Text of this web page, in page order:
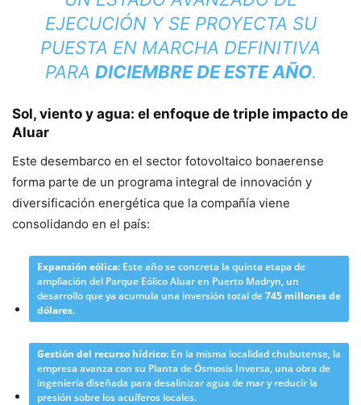
EJECUCIÓN Y SE PROYECTA SU
PUESTA EN MARCHA DEFINITIVA
PARA DICIEMBRE DE ESTE AÑO.
Sol, viento y agua: el enfoque de triple impacto de
Aluar
Este desembarco en el sector fotovoltaico bonaerense
forma parte de un programa integral de innovación y
diversificación energética que la compañía viene
consolidando en el país:
Expansión eólica: Este año se concreta la quinta etapa de
ampliación del Parque Eólico Aluar en Puerto Madryn, un
desarrollo que ya acumula una inversión total de745 millones de
dólares.
Gestión del recurso hídrico: En la misma localidad chubutense, la
empresa avanza con su Planta de Ósmosis Inversa, una obra de
ingeniería diseñada para desalinizar agua de mar y reducir la
presión sobre los acuíferos locales.